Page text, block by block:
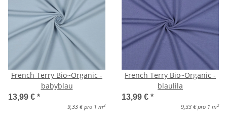
French Terry Bio~Organic -
babyblau
13,99 € *
9,33 € pro 1 m2
French Terry Bio~Organic -
blaulila
13,99 € *
9,33 € pro 1 m2